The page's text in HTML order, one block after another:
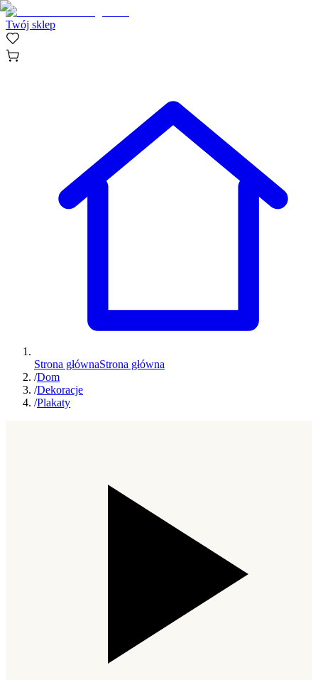
Twój sklep
Strona głównaStrona główna
/Dom
/Dekoracje
/Plakaty